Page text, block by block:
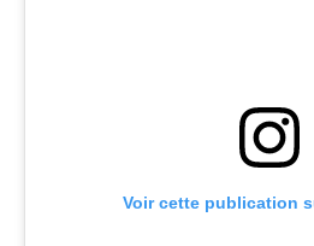
Voir cette publication